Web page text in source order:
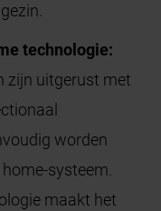
technologie:
zijn uitgerust met
worden
systeem.
maakt het